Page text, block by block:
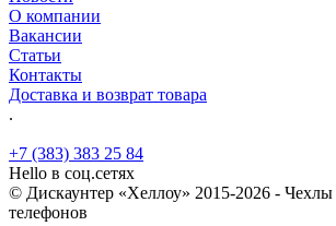
О компании
Вакансии
Статьи
Контакты
Доставка и возврат товара
.
+7 (383) 383 25 84
Hello в соц.сетях
© Дискаунтер «Хеллоу» 2015-2026 - Чехлы
телефонов